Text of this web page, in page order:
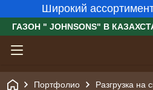
Широкий
ГАЗОН " JOHNSONS" В
Портфолио Разгрузка на